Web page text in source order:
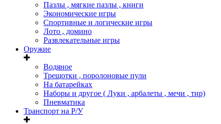
Пазлы , мягкие пазлы , книги
Экономические игры
Спортивные и логические игры
Лото , домино
Развлекательные игры
Оружие
Водяное
Трещотки , поролоновые пули
На батарейках
Наборы и другое ( Луки , арбалеты , мечи , тир)
Пневматика
Транспорт на Р/У